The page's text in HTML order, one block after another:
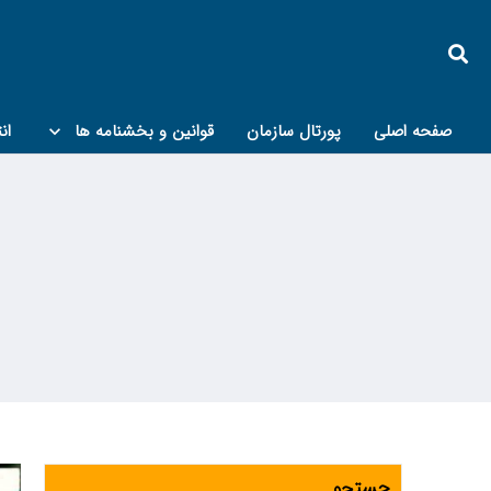
صفحه اصلی پورتال سازمان قوانین و بخشنامه ها